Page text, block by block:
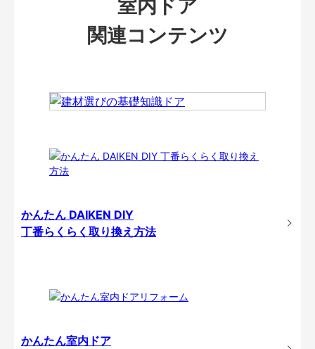
室内ドア
関連コンテンツ
かんたん DAIKEN DIY
丁番らくらく取り換え方法
かんたん室内ドア